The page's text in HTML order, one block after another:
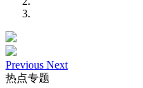
Previous Next
热点专题